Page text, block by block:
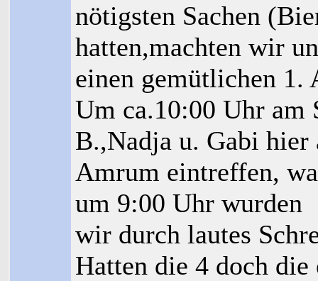
nötigsten Sachen
hatten,machten wir
einen gemütlichen 1.
Um ca.10:00 Uhr am
B.,Nadja u. Gabi hier
Amrum eintreffen,
um 9:00 Uhr wurden
wir durch lautes
Hatten die 4 doch